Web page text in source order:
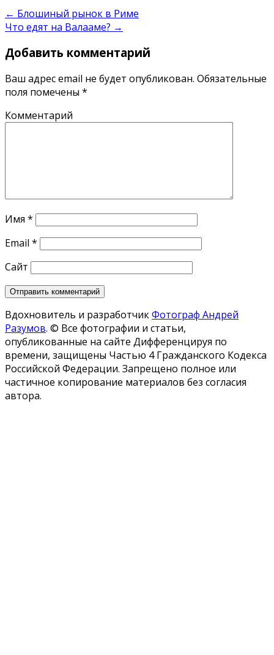
← Блошиный рынок в Риме
Что едят на Валааме? →
Добавить комментарий
Ваш адрес email не будет опубликован. Обязательные
поля помечены *
Комментарий
Имя *
Email *
Сайт
Вдохновитель и разработчикФотограф Андрей
Разумов. © Все фотографии и статьи,
опубликованные на сайте Дифференцируя по
времени, защищены Частью 4 Гражданского Кодекса
Российской Федерации. Запрещено полное или
частичное копирование материалов без согласия
автора.